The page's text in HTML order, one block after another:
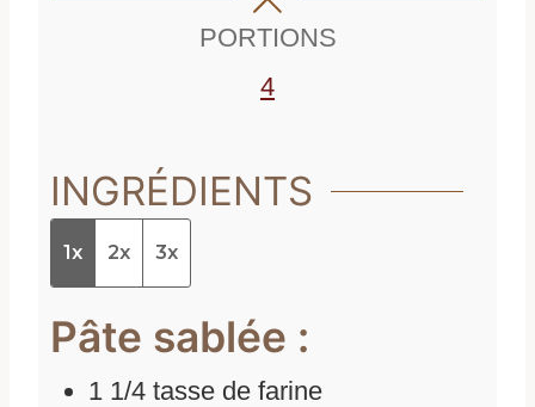
s
PORTIONS
4
INGRÉDIENTS
1x 2x 3x
Pâte sablée :
1 1/4 tasse de farine